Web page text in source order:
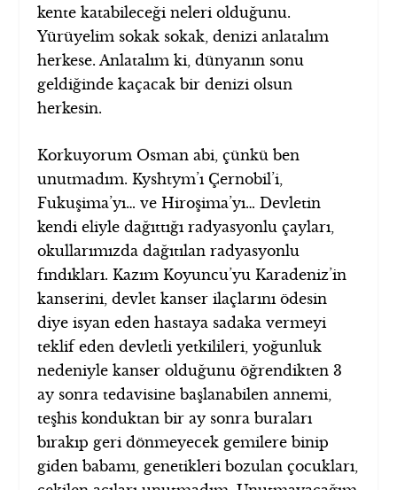
kente katabileceği neleri olduğunu.
Yürüyelim sokak sokak, denizi anlatalım
herkese. Anlatalım ki, dünyanın sonu
geldiğinde kaçacak bir denizi olsun
herkesin.
Korkuyorum Osman abi, çünkü ben
unutmadım. Kyshtym’ı Çernobil’i,
Fukuşima’yı… ve Hiroşima’yı… Devletin
kendi eliyle dağıttığı radyasyonlu çayları,
okullarımızda dağıtılan radyasyonlu
fındıkları. Kazım Koyuncu’yu Karadeniz’in
kanserini, devlet kanser ilaçlarını ödesin
diye isyan eden hastaya sadaka vermeyi
teklif eden devletli yetkilileri, yoğunluk
nedeniyle kanser olduğunu öğrendikten 3
ay sonra tedavisine başlanabilen annemi,
teşhis konduktan bir ay sonra buraları
bırakıp geri dönmeyecek gemilere binip
giden babamı, genetikleri bozulan çocukları,